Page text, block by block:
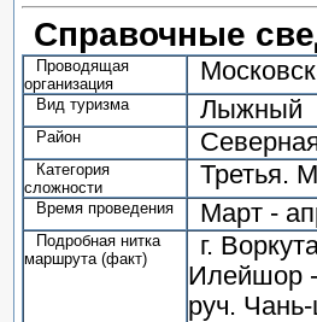
Справочные
Проводящая
организация
Вид туризма Лыжный
Район
Категория
сложности
Третья.
Время проведения Март -
Подробная нитка
маршрута (факт)
г.
Илейшор
руч.